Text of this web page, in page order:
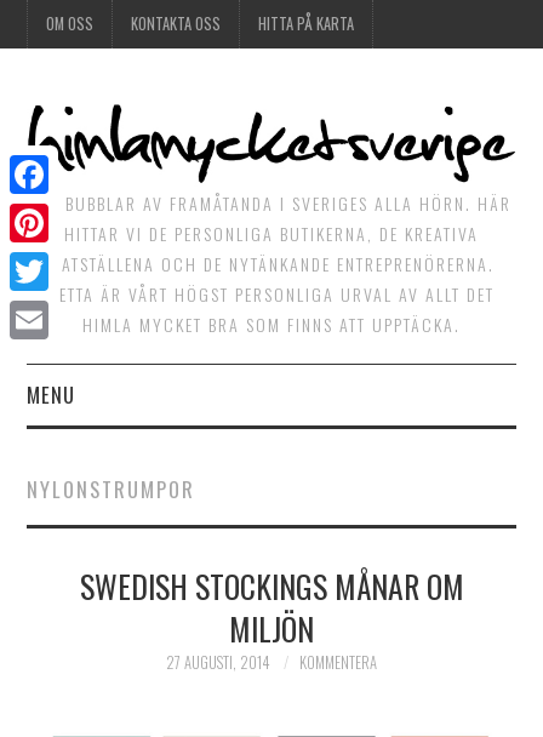
OM OSS KONTAKTA OSS HITTA PÅ KARTA
DET BUBBLAR AV FRAMÅTANDA I SVERIGES ALLA HÖRN. HÄR
HITTAR VI DE PERSONLIGA BUTIKERNA, DE KREATIVA
MATSTÄLLENA OCH DE NYTÄNKANDE ENTREPRENÖRERNA.
DETTA ÄR VÅRT HÖGST PERSONLIGA URVAL AV ALLT DET
HIMLA MYCKET BRA SOM FINNS ATT UPPTÄCKA.
MENU
HIMLAGRÖNT
HIMLAMYSIGT
NYLONSTRUMPOR
SWEDISH STOCKINGS MÅNAR OM
MILJÖN
27 AUGUSTI, 2014 KOMMENTERA
Facebook
Pinterest
Twitter
Email